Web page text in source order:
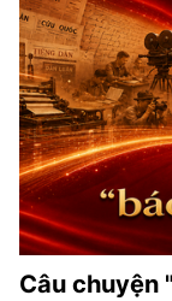
Câu chuyện